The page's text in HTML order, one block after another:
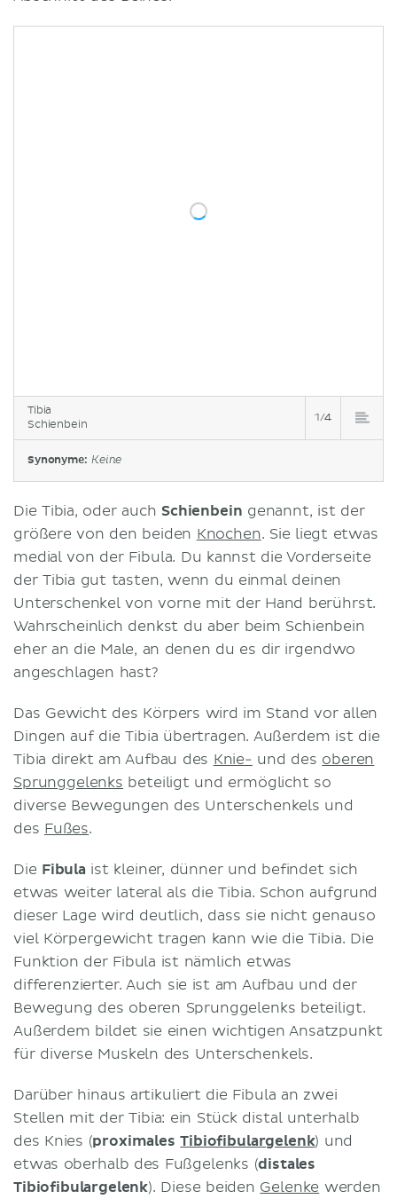
Tibia
Schienbein
1/4
Synonyme: Keine
Die Tibia, oder auch Schienbein genannt, ist der
größere von den beiden Knochen. Sie liegt etwas
medial von der Fibula. Du kannst die Vorderseite
der Tibia gut tasten, wenn du einmal deinen
Unterschenkel von vorne mit der Hand berührst.
Wahrscheinlich denkst du aber beim Schienbein
eher an die Male, an denen du es dir irgendwo
angeschlagen hast?
Das Gewicht des Körpers wird im Stand vor allen
Dingen auf die Tibia übertragen. Außerdem ist die
Tibia direkt am Aufbau des Knie- und des oberen
Sprunggelenks beteiligt und ermöglicht so
diverse Bewegungen des Unterschenkels und
des Fußes.
Die Fibula ist kleiner, dünner und befindet sich
etwas weiter lateral als die Tibia. Schon aufgrund
dieser Lage wird deutlich, dass sie nicht genauso
viel Körpergewicht tragen kann wie die Tibia. Die
Funktion der Fibula ist nämlich etwas
differenzierter. Auch sie ist am Aufbau und der
Bewegung des oberen Sprunggelenks beteiligt.
Außerdem bildet sie einen wichtigen Ansatzpunkt
für diverse Muskeln des Unterschenkels.
Darüber hinaus artikuliert die Fibula an zwei
Stellen mit der Tibia: ein Stück distal unterhalb
des Knies (proximalesTibiofibulargelenk) und
etwas oberhalb des Fußgelenks (distales
Tibiofibulargelenk). Diese beiden Gelenke werden